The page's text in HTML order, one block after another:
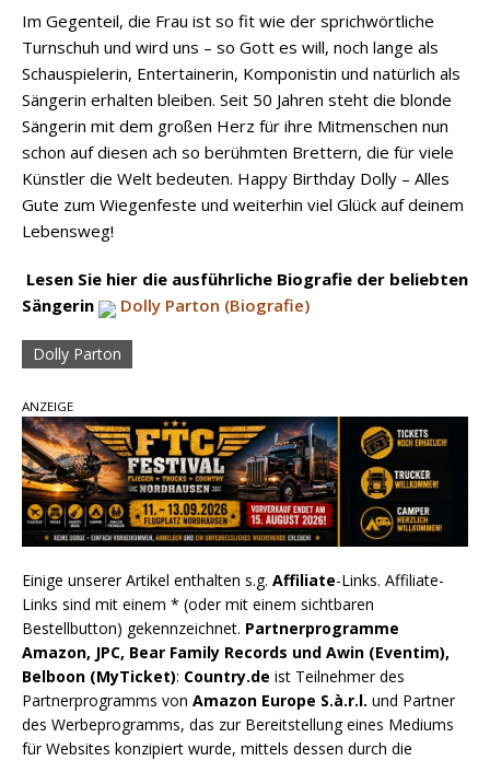
Im Gegenteil, die Frau ist so fit wie der sprichwörtliche
Turnschuh und wird uns – so Gott es will, noch lange als
Schauspielerin, Entertainerin, Komponistin und natürlich als
Sängerin erhalten bleiben. Seit 50 Jahren steht die blonde
Sängerin mit dem großen Herz für ihre Mitmenschen nun
schon auf diesen ach so berühmten Brettern, die für viele
Künstler die Welt bedeuten. Happy Birthday Dolly – Alles
Gute zum Wiegenfeste und weiterhin viel Glück auf deinem
Lebensweg!
Lesen Sie hier die ausführliche Biografie der beliebten
Sängerin
Dolly Parton (Biografie)
Dolly Parton
ANZEIGE
Einige unserer Artikel enthalten s.g. Affiliate-Links. Affiliate-
Links sind mit einem * (oder mit einem sichtbaren
Bestellbutton) gekennzeichnet. Partnerprogramme
Amazon, JPC, Bear Family Records und Awin (Eventim),
Belboon (MyTicket): Country.de ist Teilnehmer des
Partnerprogramms von Amazon Europe S.à.r.l. und Partner
des Werbeprogramms, das zur Bereitstellung eines Mediums
für Websites konzipiert wurde, mittels dessen durch die